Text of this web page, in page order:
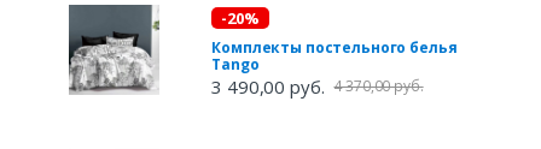
-20%
Комплекты постельного белья
Tango
3 490,00 руб. 4 370,00 руб.